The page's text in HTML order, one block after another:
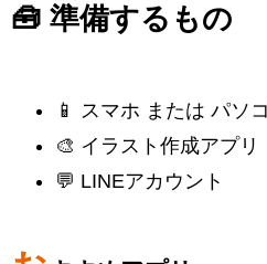
🧰 準備するもの
📱 スマホ または パソ
🎨 イラスト作成アプリ
💬 LINEアカウント